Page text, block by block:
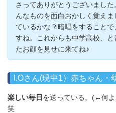
さってありがとうございまし
んなものを面白おかしく覚え
ているかな？暗唱をすること
すね。これからも中学高校、
たお顔を見せに来てね♪
I.Oさん(現中1）赤ちゃん
楽しい毎日 を送っている。(←何
笑